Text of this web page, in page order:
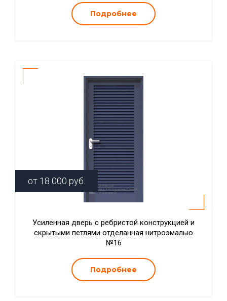
Подробнее
от 18 000 руб.
Усиленная дверь с ребристой конструкцией и
скрытыми петлями отделанная нитроэмалью
№16
Подробнее